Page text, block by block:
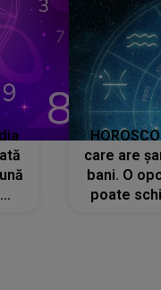
care are
bani. O
poate